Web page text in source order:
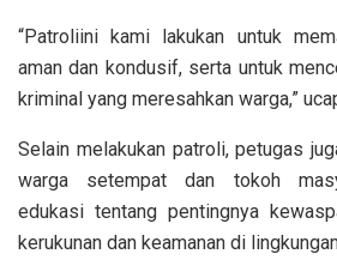
“Patroliini kami lakukan untuk
aman dan kondusif, serta untuk
kriminal yang meresahkan warga,”
Selain melakukan patroli, petugas
warga setempat dan tokoh
edukasi tentang pentingnya
kerukunan dan keamanan di